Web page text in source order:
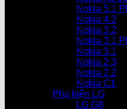
Nokia 5.1
Nokia 4.2
Nokia 3.2
Nokia 3.1
Nokia 3.1
Nokia 2.3
Nokia 2.2
Nokia C1
Phụ kiện LG
LG G8